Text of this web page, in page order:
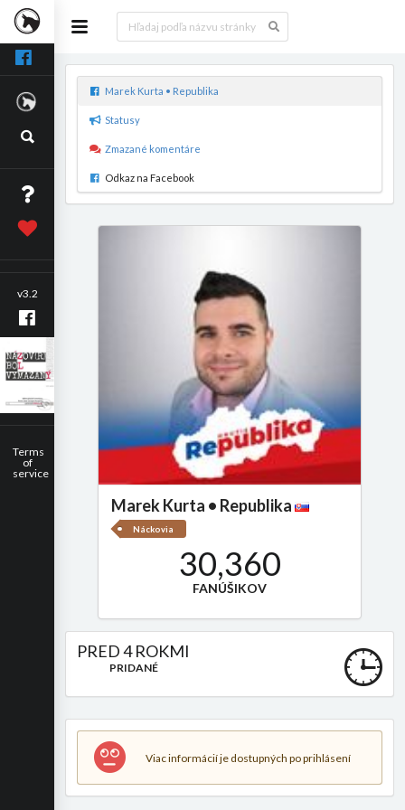
v3.2
Terms
of
service
Marek Kurta • Republika
Statusy
Zmazané komentáre
Odkaz na Facebook
Marek Kurta • Republika
Náckovia
30,360
FANÚŠIKOV
PRED 4 ROKMI
PRIDANÉ
Viac informácií je dostupných po prihlásení